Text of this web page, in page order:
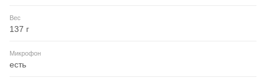
Вес
137 г
Микрофон
есть